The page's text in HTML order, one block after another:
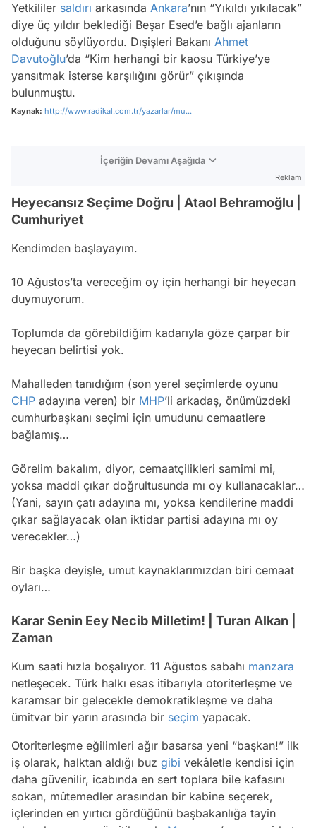
Yetkililer saldırı arkasında Ankara’nın “Yıkıldı yıkılacak”
diye üç yıldır beklediği Beşar Esed’e bağlı ajanların
olduğunu söylüyordu. Dışişleri Bakanı Ahmet
Davutoğlu’da “Kim herhangi bir kaosu Türkiye’ye
yansıtmak isterse karşılığını görür” çıkışında
bulunmuştu.
Kaynak: http://www.radikal.com.tr/yazarlar/mu...
İçeriğin Devamı Aşağıda
Reklam
Heyecansız Seçime Doğru | Ataol Behramoğlu |
Cumhuriyet
Kendimden başlayayım.
10 Ağustos’ta vereceğim oy için herhangi bir heyecan
duymuyorum.
Toplumda da görebildiğim kadarıyla göze çarpar bir
heyecan belirtisi yok.
Mahalleden tanıdığım (son yerel seçimlerde oyunu
CHP adayına veren) bir MHP’li arkadaş, önümüzdeki
cumhurbaşkanı seçimi için umudunu cemaatlere
bağlamış…
Görelim bakalım, diyor, cemaatçilikleri samimi mi,
yoksa maddi çıkar doğrultusunda mı oy kullanacaklar…
(Yani, sayın çatı adayına mı, yoksa kendilerine maddi
çıkar sağlayacak olan iktidar partisi adayına mı oy
verecekler…)
Bir başka deyişle, umut kaynaklarımızdan biri cemaat
oyları…
Karar Senin Eey Necib Milletim! | Turan Alkan |
Zaman
Kum saati hızla boşalıyor. 11 Ağustos sabahı manzara
netleşecek. Türk halkı esas itibarıyla otoriterleşme ve
karamsar bir gelecekle demokratikleşme ve daha
ümitvar bir yarın arasında bir seçim yapacak.
Otoriterleşme eğilimleri ağır basarsa yeni “başkan!” ilk
iş olarak, halktan aldığı buz gibi vekâletle kendisi için
daha güvenilir, icabında en sert toplara bile kafasını
sokan, mûtemedler arasından bir kabine seçerek,
içlerinden en yırtıcı gördüğünü başbakanlığa tayin